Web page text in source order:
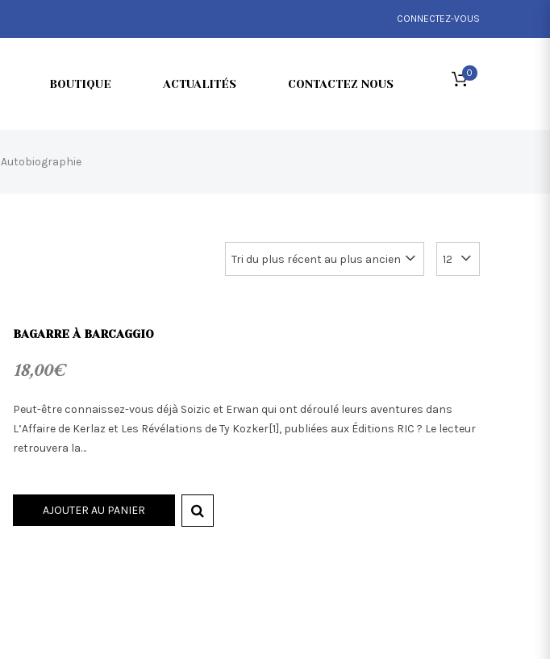
CONNECTEZ-VOUS
BOUTIQUE ACTUALITÉS CONTACTEZ NOUS
0
Autobiographie
BAGARRE À BARCAGGIO
18,00€
Peut-être connaissez-vous déjà Soizic et Erwan qui ont déroulé leurs aventures dans
L’Affaire de Kerlaz et Les Révélations de Ty Kozker[1], publiées aux Éditions RIC ? Le lecteur
retrouvera la…
AJOUTER AU PANIER